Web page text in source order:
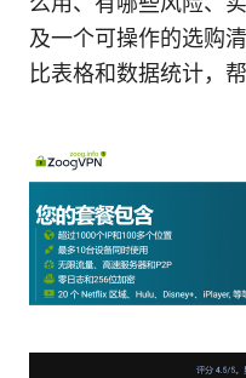
及一个可操作的选购
比表格和数据统计，